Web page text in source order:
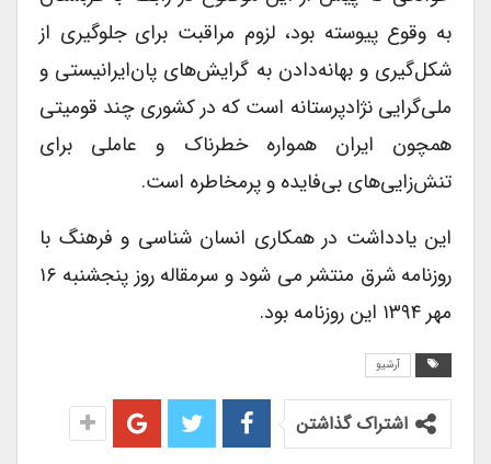
به وقوع پیوسته بود، لزوم مراقبت برای جلوگیری از
شکل‌گیری و بهانه‌دادن به گرایش‌های پان‌ایرانیستی و
ملی‌گرایی نژادپرستانه است که در کشوری چند قومیتی
همچون ایران همواره خطرناک و عاملی برای
تنش‌زایی‌های بی‌فایده و پرمخاطره است.
این یادداشت در همکاری انسان شناسی و فرهنگ با
روزنامه شرق منتشر می شود و سرمقاله روز پنجشنبه ۱۶
مهر ۱۳۹۴ این روزنامه بود.
آرشیو
اشتراک گذاشتن